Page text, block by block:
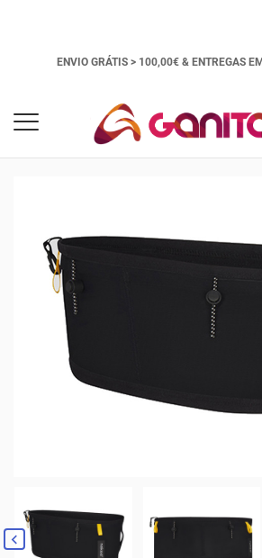
ENVIO GRÁTIS > 100,00€ & ENTREGAS
